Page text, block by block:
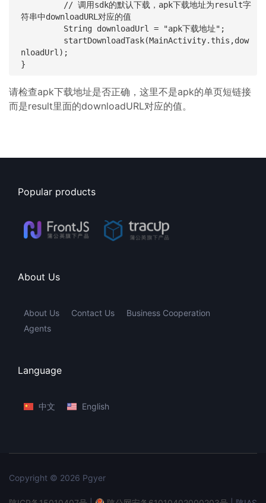
符串中downloadURL对应的值
nloadUrl);
请检查apk下载地址是否正确，这里不是apk的单页短链接
而是result里面的downloadURL对应的值。
Popular products
About Us
About Us Contact Us
Business Cooperation
Agents
Language
中文 English
Copyright © 2026 Pgyer